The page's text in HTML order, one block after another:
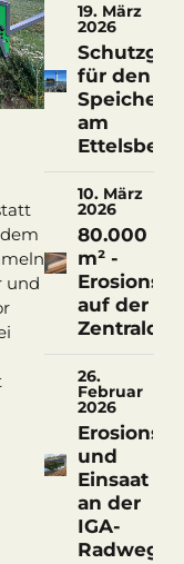
und
19. März
2026
für den
am
Ettelsberg
10. März
2026
80.000
m² -
auf der
26.
Februar
2026
und
Einsaat
an der
IGA-